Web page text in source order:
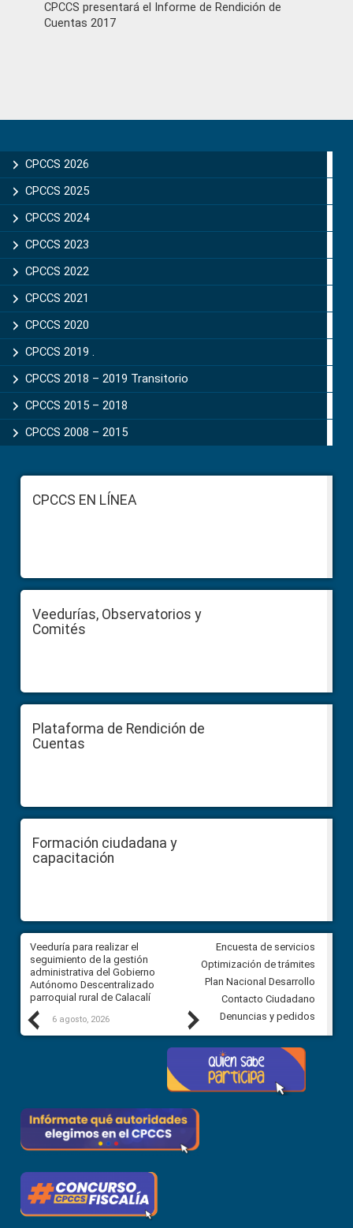
CPCCS presentará el Informe de Rendición de
Cuentas 2017
Sidebar
CPCCS 2026
CPCCS 2025
CPCCS 2024
CPCCS 2023
CPCCS 2022
CPCCS 2021
CPCCS 2020
CPCCS 2019 .
CPCCS 2018 – 2019 Transitorio
CPCCS 2015 – 2018
CPCCS 2008 – 2015
FooterCPCCS EN LÍNEA
Veedurías, Observatorios y
Comités
Plataforma de Rendición de
Cuentas
Formación ciudadana y
capacitación
Previous
Veeduría para realizar el
seguimiento de la gestión
administrativa del Gobierno
Autónomo Descentralizado
parroquial rural de Calacalí
6 agosto, 2026
Veeduría para vigilar los
derivados de la Audiencia
comunidad Urbina, parroquia
Carolina
5 agosto, 2026
Next
Encuesta de servicios
Optimización de trámites
Plan Nacional Desarrollo
Contacto Ciudadano
Denuncias y pedidos